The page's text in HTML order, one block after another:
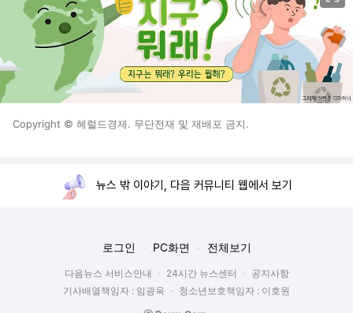
Copyright © 헤럴드경제. 무단전재 및 재배포 금지.
뉴스 밖 이야기, 다음 커뮤니티 웹에서 보기
로그인 PC화면 전체보기
다음뉴스 서비스안내 24시간 뉴스센터
공지사항
기사배열책임자 : 임광욱
청소년보호책임자 : 이호원